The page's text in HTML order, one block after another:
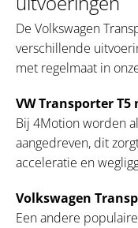
De Volkswagen
verschillende
met regelmaat in
VW Transporter
Bij 4Motion worden
aangedreven, dit
acceleratie en
Volkswagen
Een andere